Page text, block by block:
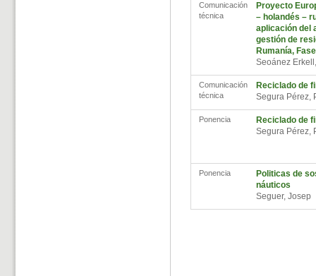
Comunicación
técnica
Proyecto
– holandés –
aplicación del
gestión de
Rumanía,
Seoánez
Comunicación
técnica
Reciclado de
Segura Pérez,
Ponencia
Reciclado de
Segura Pérez,
Ponencia
Politicas de
náuticos
Seguer, Josep